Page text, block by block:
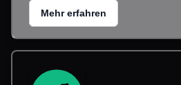
Mehr erfahren